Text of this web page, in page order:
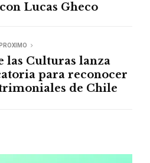
Lucas Gheco
PROXIMO
las Culturas lanza
para reconocer
de Chile